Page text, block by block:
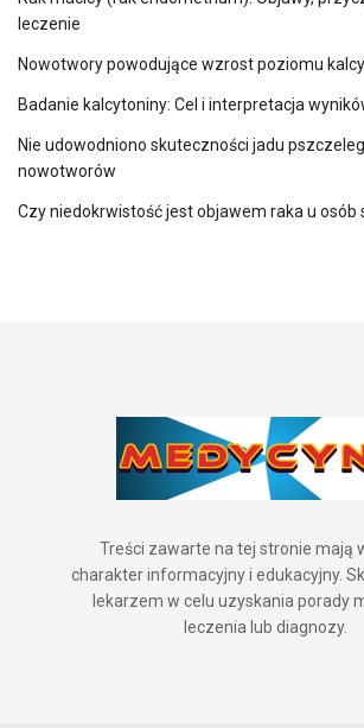
leczenie
Nowotwory powodujące wzrost poziomu
Badanie kalcytoniny: Cel i interpretacja
Nie udowodniono skuteczności jadu
nowotworów
Czy niedokrwistość jest objawem raka u osób
Treści zawarte na tej stronie mają
charakter informacyjny i edukacyjny.
lekarzem w celu uzyskania porady
leczenia lub diagnozy.